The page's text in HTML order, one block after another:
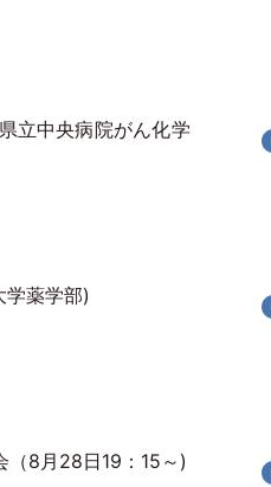
立中央病院がん化学
薬学部)
（8月28日19：15～)